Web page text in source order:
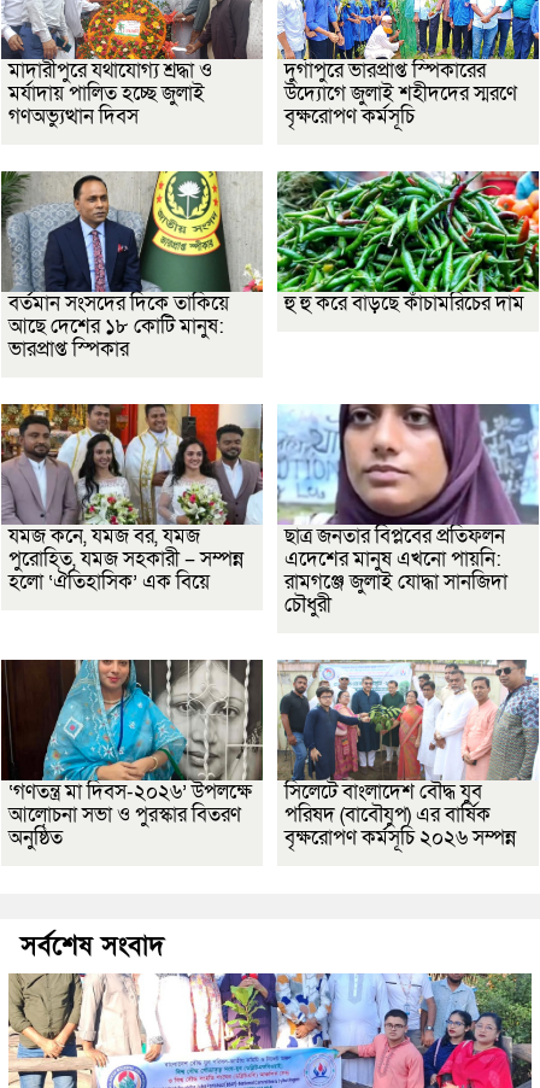
মাদারীপুরে যথাযোগ্য শ্রদ্ধা ও
মর্যাদায় পালিত হচ্ছে জুলাই
গণঅভ্যুত্থান দিবস
দুর্গাপুরে ভারপ্রাপ্ত স্পিকারের
উদ্যোগে জুলাই শহীদদের স্মরণে
বৃক্ষরোপণ কর্মসূচি
বর্তমান সংসদের দিকে তাকিয়ে
আছে দেশের ১৮ কোটি মানুষ:
ভারপ্রাপ্ত স্পিকার
হু হু করে বাড়ছে কাঁচামরিচের দাম
যমজ কনে, যমজ বর, যমজ
পুরোহিত, যমজ সহকারী – সম্পন্ন
হলো ‘ঐতিহাসিক’ এক বিয়ে
ছাত্র জনতার বিপ্লবের প্রতিফলন
এদেশের মানুষ এখনো পায়নি:
রামগঞ্জে জুলাই যোদ্ধা সানজিদা
চৌধুরী
‘গণতন্ত্র মা দিবস-২০২৬’ উপলক্ষে
আলোচনা সভা ও পুরস্কার বিতরণ
অনুষ্ঠিত
সিলেটে বাংলাদেশ বৌদ্ধ যুব
পরিষদ (বাবৌযুপ) এর বার্ষিক
বৃক্ষরোপণ কর্মসূচি ২০২৬ সম্পন্ন
সর্বশেষ সংবাদ